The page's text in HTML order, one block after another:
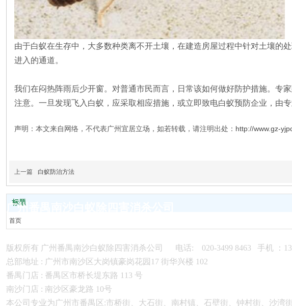
由于白蚁在生存中，大多数种类离不开土壤，在建造房屋过程中针对土壤的
进入的通道。
我们在闷热阵雨后少开窗。对普通市民而言，日常该如何做好防护措施。专
注意。一旦发现飞入白蚁，应采取相应措施，或立即致电白蚁预防企业，由
声明：本文来自网络，不代表广州宜居立场，如若转载，请注明出处： http://www.gz-
上一篇 白蚁防治方法
标题
首页
服务项目
案例中心
联系我们
广州番禺南沙白蚁除四害消杀公司
版权所有 广州番禺南沙白蚁除四害消杀公司 电话: 020-3499 8463 手机 ：
总部地址 : 广州市南沙区大岗镇豪岗花园17 街华兴楼 102
番禺门店 : 番禺区市桥长堤东路 113 号
南沙门店 : 南沙区豪龙路 10号
本公司专业为广州市番禺区:市桥街、大石街、南村镇、石壁街、钟村街、沙